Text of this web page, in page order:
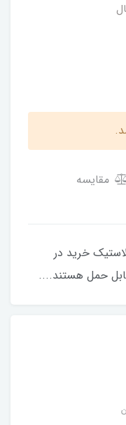
مقایسه
خرید در
حمل هستند....